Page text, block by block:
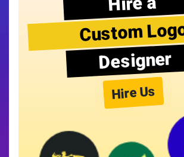
Custom
Designer
Hire Us